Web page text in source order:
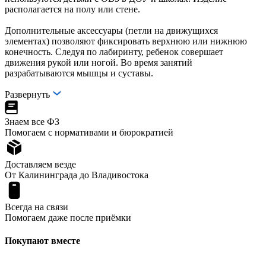
располагается на полу или стене.
Дополнительные аксессуары (петли на движущихся
элементах) позволяют фиксировать верхнюю или нижнюю
конечность. Следуя по лабиринту, ребенок совершает
движения рукой или ногой. Во время занятий
разрабатываются мышцы и суставы.
Развернуть
Знаем все ФЗ
Помогаем с нормативами и бюрократией
Доставляем везде
От Калининграда до Владивостока
Всегда на связи
Помогаем даже после приёмки
Покупают вместе